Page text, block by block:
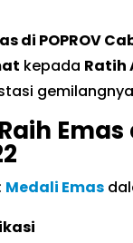
di POPROV
kepada Ratih
Raih
Medali Emas